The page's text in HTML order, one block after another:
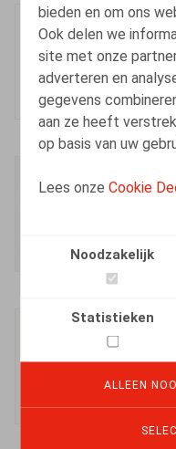
bieden en om ons
Ook delen we
site met onze
adverteren en
gegevens
aan ze heeft
op basis van uw
Lees onzeCookie
Noodzakelijk
Statistieken
ALLEEN